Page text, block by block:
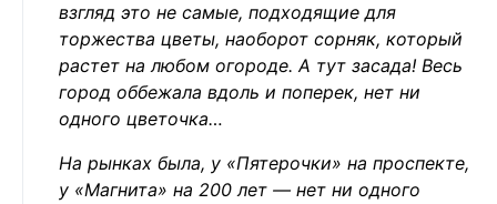
взгляд это не самые, подходящие для
торжества цветы, наоборот сорняк, который
растет на любом огороде. А тут засада! Весь
город оббежала вдоль и поперек, нет ни
одного цветочка…
На рынках была, у «Пятерочки» на проспекте,
у «Магнита» на 200 лет — нет ни одного